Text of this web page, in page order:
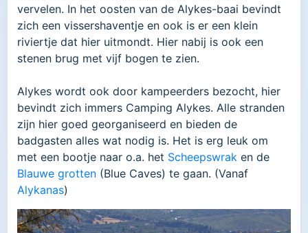
vervelen. In het oosten van de Alykes-baai bevindt
zich een vissershaventje en ook is er een klein
riviertje dat hier uitmondt. Hier nabij is ook een
stenen brug met vijf bogen te zien.
Alykes wordt ook door kampeerders bezocht, hier
bevindt zich immers Camping Alykes. Alle stranden
zijn hier goed georganiseerd en bieden de
badgasten alles wat nodig is. Het is erg leuk om
met een bootje naar o.a. het Scheepswrak en de
Blauwe grotten (Blue Caves) te gaan. (Vanaf
Alykanas)